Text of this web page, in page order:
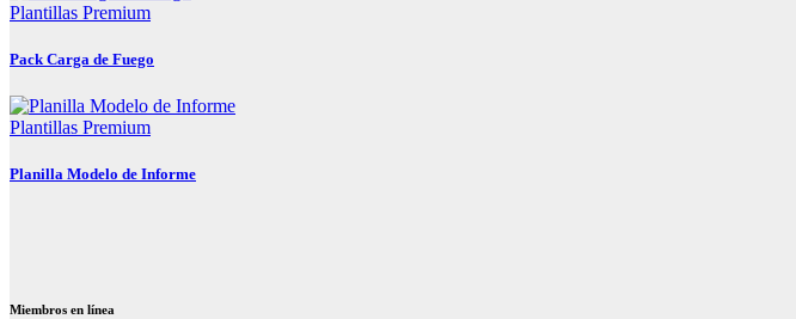
Plantillas Premium
Pack Carga de Fuego
Plantillas Premium
Planilla Modelo de Informe
Miembros en línea